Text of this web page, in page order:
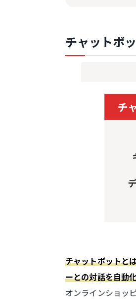
チャットボ
チャットボットと
ーとの対話を自動
オンラインショッ